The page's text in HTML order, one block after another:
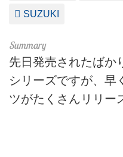
SUZUKI
先日発売されたばか
シリーズですが、早
ツがたくさんリリー